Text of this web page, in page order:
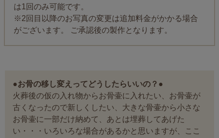
は1回のみ可能です。
※2回目以降のお写真の変更は追加料金がかかる場合
がございます。 ご承認後の製作となります。
●お骨の移し変えってどうしたらいいの？●
火葬後の仮の入れ物からお骨壷に入れたい、お骨壷が
古くなったので新しくしたい、大きな骨壷から小さな
お骨壷に一部だけ納めて、あとは埋葬してあげた
い・・・いろいろな場合があるかと思いますが、ここ